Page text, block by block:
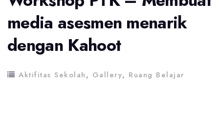
media asesmen menarik
dengan Kahoot
Aktifitas Sekolah, Gallery, Ruang Belajar